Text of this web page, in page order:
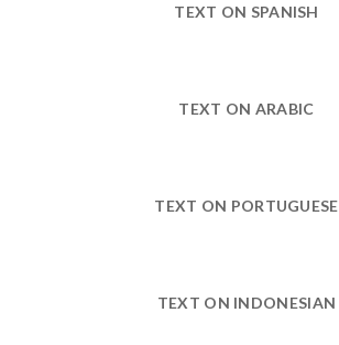
TEXT ON SPANISH
TEXT ON ARABIC
TEXT ON PORTUGUESE
TEXT ON INDONESIAN